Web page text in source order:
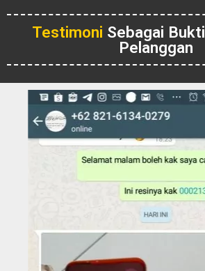
Testimoni Sebagai Bukti
Pelanggan